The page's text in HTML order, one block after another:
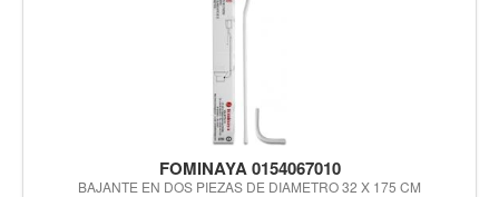
FOMINAYA 0154067010
BAJANTE EN DOS PIEZAS DE DIAMETRO 32 X 175 CM